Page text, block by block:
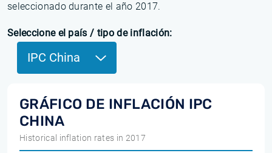
seleccionado durante el año 2017.
Seleccione el país / tipo de inflación:
IPC China
GRÁFICO DE INFLACIÓN IPC
CHINA
Historical inflation rates in 2017